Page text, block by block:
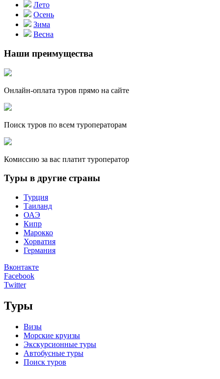
Лето
Осень
Зима
Весна
Наши преимущества
Онлайн-оплата туров прямо на сайте
Поиск туров по всем туроператорам
Комиссию за вас платит туроператор
Туры в другие страны
Турция
Таиланд
ОАЭ
Кипр
Марокко
Хорватия
Германия
Вконтакте
Facebook
Twitter
Туры
Визы
Морские круизы
Экскурсионные туры
Автобусные туры
Поиск туров